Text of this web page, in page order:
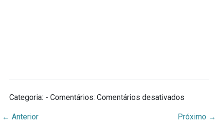
Categoria: - Comentários: Comentários desativadosem
← Anterior Próximo →